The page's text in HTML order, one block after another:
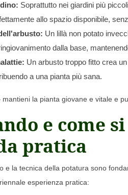
Soprattutto nei giardini più
allo spazio disponibile,
Un lillà non potato
dalla base,
Un arbusto troppo fitto crea
a una pianta più sana.
la pianta giovane e vitale e
e come
pratica
e la tecnica della potatura sono
esperienza pratica: